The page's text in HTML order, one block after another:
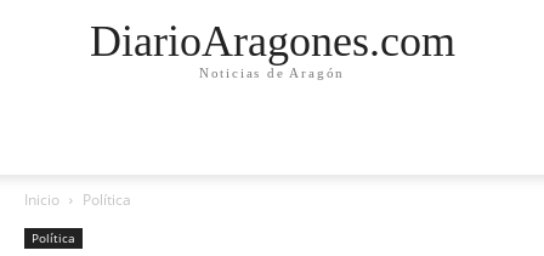
DiarioAragones.com
Noticias de Aragón
Inicio Política
Política